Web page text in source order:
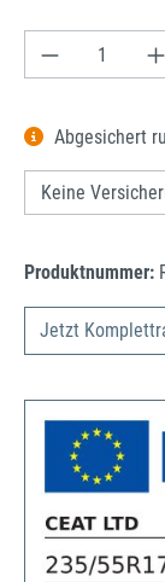
Produkt
Abgesichert
Produktnummer:
Jetzt